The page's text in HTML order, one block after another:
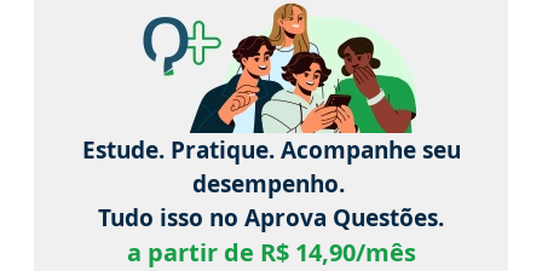
Estude. Pratique. Acompanhe seu
desempenho.
Tudo isso no Aprova Questões.
a partir de R$ 14,90/mês